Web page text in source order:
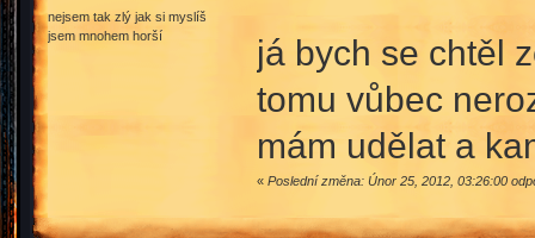
nejsem tak zlý jak si myslíš
jsem mnohem horší
já bych se chtěl
tomu vůbec
mám udělat a
« Poslední změna: Únor 25, 2012, 03:26:00